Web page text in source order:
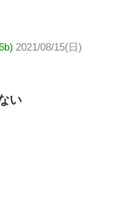
2021/08/15(日)
い